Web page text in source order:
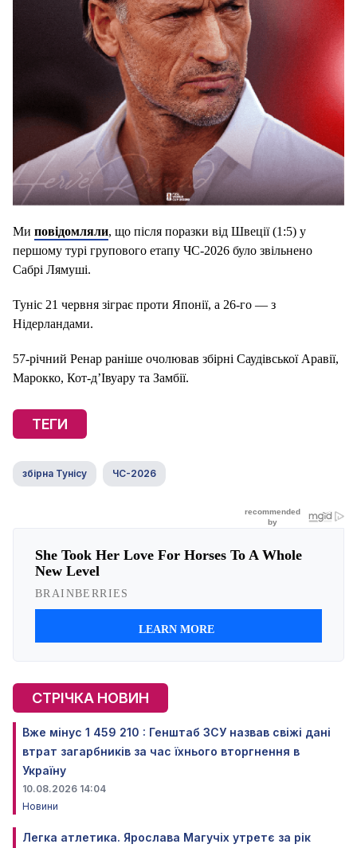
Ми повідомляли, що після поразки від Швеції (1:5) у
першому турі групового етапу ЧС-2026 було звільнено
Сабрі Лямуші.
Туніс 21 червня зіграє проти Японії, а 26-го — з
Нідерландами.
57-річний Ренар раніше очолював збірні Саудівської Аравії,
Марокко, Кот-д’Івуару та Замбії.
ТЕГИ
збірна Тунісу ЧС-2026
СТРІЧКА НОВИН
Вже мінус 1 459 210 : Генштаб ЗСУ назвав свіжі дані
втрат загарбників за час їхнього вторгнення в
Україну
10.08.2026 14:04
Новини
Легка атлетика. Ярослава Магучіх утретє за рік